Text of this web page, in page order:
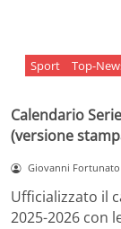
Sport Top-
Calendario
(versione
Giovanni Fortunato
Ufficializzato il
2025-2026 con